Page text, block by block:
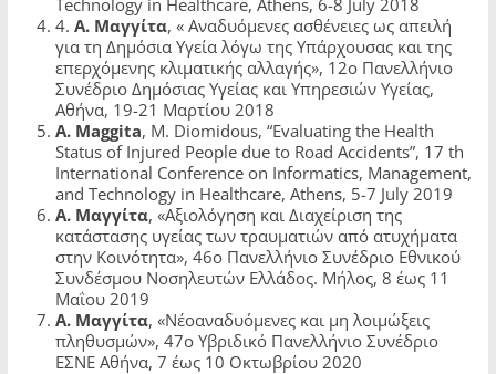
Technology in Healthcare, Athens, 6-8 July 2018
4. Α. Μαγγίτα, « Αναδυόμενες ασθένειες ως απειλή
για τη Δημόσια Υγεία λόγω της Υπάρχουσας και της
επερχόμενης κλιματικής αλλαγής», 12ο Πανελλήνιο
Συνέδριο Δημόσιας Υγείας και Υπηρεσιών Υγείας,
Αθήνα, 19-21 Μαρτίου 2018
A. Maggita, M. Diomidous, “Evaluating the Health
Status of Injured People due to Road Accidents”, 17 th
International Conference on Informatics, Management,
and Technology in Healthcare, Athens, 5-7 July 2019
Α. Μαγγίτα, «Αξιολόγηση και Διαχείριση της
κατάστασης υγείας των τραυματιών από ατυχήματα
στην Κοινότητα», 46ο Πανελλήνιο Συνέδριο Εθνικού
Συνδέσμου Νοσηλευτών Ελλάδος. Μήλος, 8 έως 11
Μαΐου 2019
Α. Μαγγίτα, «Νέοαναδυόμενες και μη λοιμώξεις
πληθυσμών», 47ο Υβριδικό Πανελλήνιο Συνέδριο
ΕΣΝΕ Αθήνα, 7 έως 10 Οκτωβρίου 2020